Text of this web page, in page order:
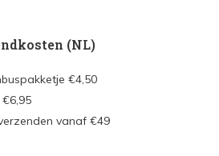
(NL)
€4,50
vanaf €49